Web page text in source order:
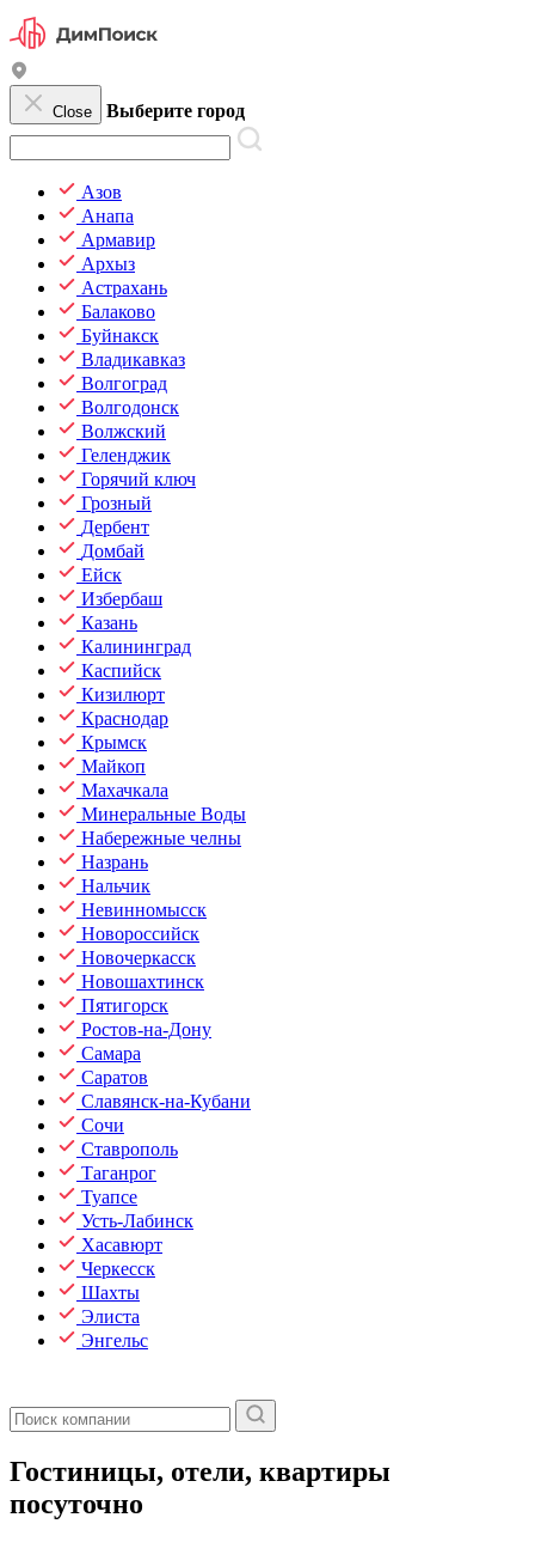
Close Выберите город
Азов
Анапа
Армавир
Архыз
Астрахань
Балаково
Буйнакск
Владикавказ
Волгоград
Волгодонск
Волжский
Геленджик
Горячий ключ
Грозный
Дербент
Домбай
Ейск
Избербаш
Казань
Калининград
Каспийск
Кизилюрт
Краснодар
Крымск
Майкоп
Махачкала
Минеральные Воды
Набережные челны
Назрань
Нальчик
Невинномысск
Новороссийск
Новочеркасск
Новошахтинск
Пятигорск
Ростов-на-Дону
Самара
Саратов
Славянск-на-Кубани
Сочи
Ставрополь
Таганрог
Туапсе
Усть-Лабинск
Хасавюрт
Черкесск
Шахты
Элиста
Энгельс
Гостиницы, отели, квартиры
посуточно